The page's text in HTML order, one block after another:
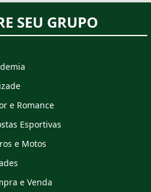
SEU GRUPO
e Romance
Esportivas
e Motos
e Venda